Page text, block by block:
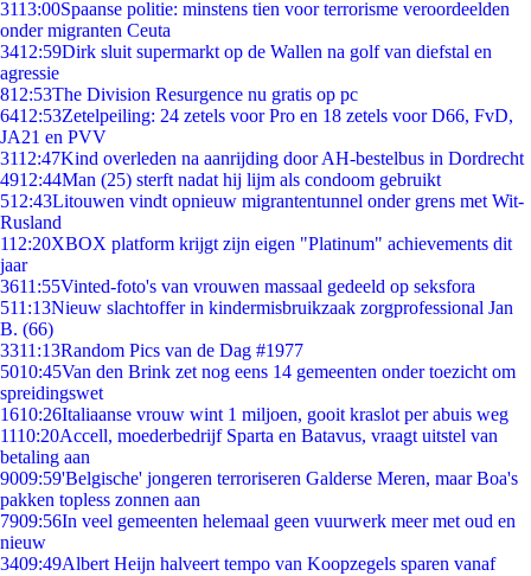
3113:00Spaanse politie: minstens tien voor terrorisme veroordeelden
onder migranten Ceuta
3412:59Dirk sluit supermarkt op de Wallen na golf van diefstal en
agressie
812:53The Division Resurgence nu gratis op pc
6412:53Zetelpeiling: 24 zetels voor Pro en 18 zetels voor D66, FvD,
JA21 en PVV
3112:47Kind overleden na aanrijding door AH-bestelbus in Dordrecht
4912:44Man (25) sterft nadat hij lijm als condoom gebruikt
512:43Litouwen vindt opnieuw migrantentunnel onder grens met Wit-
Rusland
112:20XBOX platform krijgt zijn eigen "Platinum" achievements dit
jaar
3611:55Vinted-foto's van vrouwen massaal gedeeld op seksfora
511:13Nieuw slachtoffer in kindermisbruikzaak zorgprofessional Jan
B. (66)
3311:13Random Pics van de Dag #1977
5010:45Van den Brink zet nog eens 14 gemeenten onder toezicht om
spreidingswet
1610:26Italiaanse vrouw wint 1 miljoen, gooit kraslot per abuis weg
1110:20Accell, moederbedrijf Sparta en Batavus, vraagt uitstel van
betaling aan
9009:59'Belgische' jongeren terroriseren Galderse Meren, maar Boa's
pakken topless zonnen aan
7909:56In veel gemeenten helemaal geen vuurwerk meer met oud en
nieuw
3409:49Albert Heijn halveert tempo van Koopzegels sparen vanaf